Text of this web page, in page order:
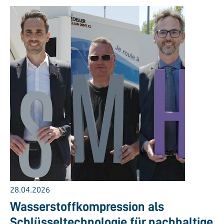
28.04.2026
Wasserstoffkompression als